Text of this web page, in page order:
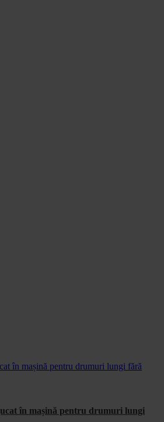
în mașină pentru drumuri lungi fără
în mașină pentru drumuri lungi